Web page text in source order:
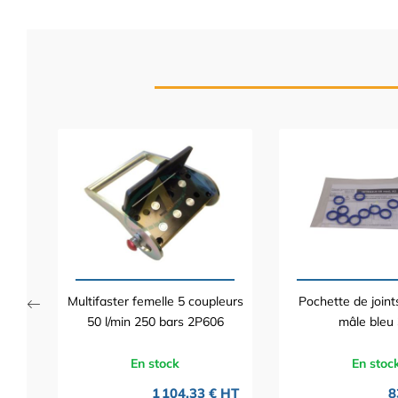
Multifaster femelle 5 coupleurs
50 l/min 250 bars 2P606
En stock
1 104,33 € HT
Pochette de
mâle bleu
En